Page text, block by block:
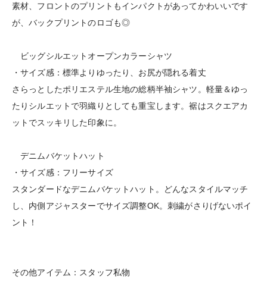
素材、フロントのプリントもインパクトがあってかわいいです
が、バックプリントのロゴも◎
ビッグシルエットオープンカラーシャツ
・サイズ感：標準よりゆったり、お尻が隠れる着丈
さらっとしたポリエステル生地の総柄半袖シャツ。軽量＆ゆっ
たりシルエットで羽織りとしても重宝します。裾はスクエアカ
ットでスッキリした印象に。
デニムバケットハット
・サイズ感：フリーサイズ
スタンダードなデニムバケットハット。どんなスタイルマッチ
し、内側アジャスターでサイズ調整OK。刺繍がさりげないポイ
ント！
その他アイテム：スタッフ私物